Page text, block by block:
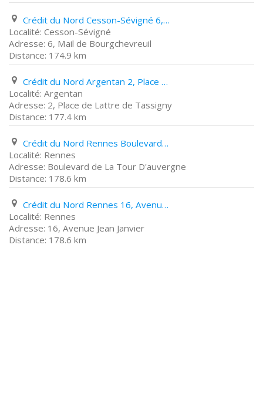
Crédit du Nord Cesson-Sévigné 6, Mail de Bourgchevreuil
Cesson-Sévigné
6, Mail de Bourgchevreuil
174.9 km
Crédit du Nord Argentan 2, Place de Lattre de Tassigny
Argentan
2, Place de Lattre de Tassigny
177.4 km
Crédit du Nord Rennes Boulevard de La Tour D'auvergne
Rennes
Boulevard de La Tour D'auvergne
178.6 km
Crédit du Nord Rennes 16, Avenue Jean Janvier
Rennes
16, Avenue Jean Janvier
178.6 km